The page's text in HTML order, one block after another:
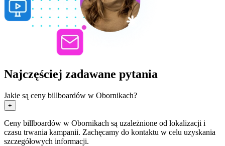
Najczęściej zadawane pytania
Jakie są ceny billboardów w Obornikach?
+
Ceny billboardów w Obornikach są uzależnione od lokalizacji i
czasu trwania kampanii. Zachęcamy do kontaktu w celu uzyskania
szczegółowych informacji.